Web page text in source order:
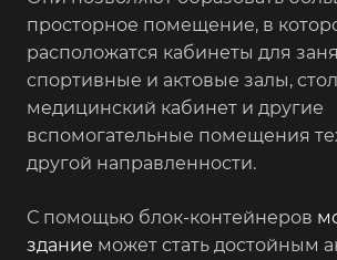
просторное помещение, в
расположатся кабинеты для
спортивные и актовые залы,
медицинский кабинет и другие
вспомогательные помещения
другой направленности.
С помощью блок-контейнеров
здание может стать достойным